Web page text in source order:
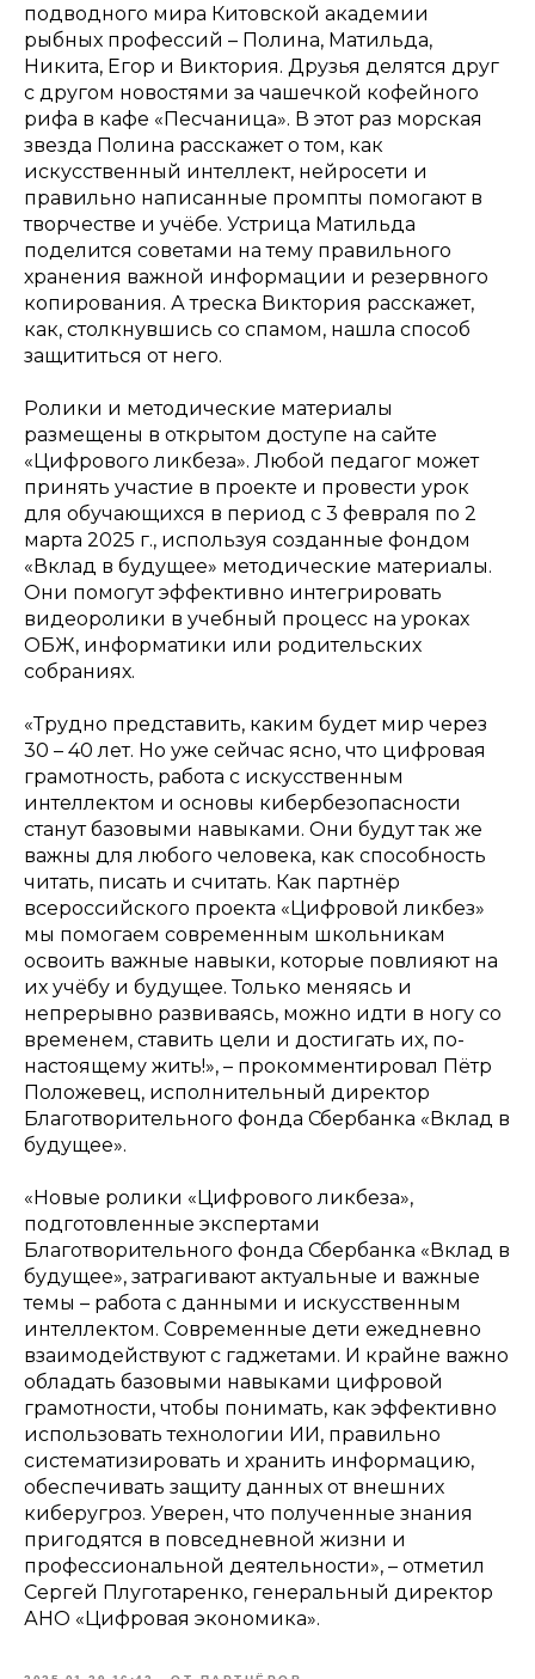
подводного мира Китовской академии
рыбных профессий – Полина, Матильда,
Никита, Егор и Виктория. Друзья делятся друг
с другом новостями за чашечкой кофейного
рифа в кафе «Песчаница». В этот раз морская
звезда Полина расскажет о том, как
искусственный интеллект, нейросети и
правильно написанные промпты помогают в
творчестве и учёбе. Устрица Матильда
поделится советами на тему правильного
хранения важной информации и резервного
копирования. А треска Виктория расскажет,
как, столкнувшись со спамом, нашла способ
защититься от него.
Ролики и методические материалы
размещены в открытом доступе на сайте
«Цифрового ликбеза». Любой педагог может
принять участие в проекте и провести урок
для обучающихся в период с 3 февраля по 2
марта 2025 г., используя созданные фондом
«Вклад в будущее» методические материалы.
Они помогут эффективно интегрировать
видеоролики в учебный процесс на уроках
ОБЖ, информатики или родительских
собраниях.
«Трудно представить, каким будет мир через
30 – 40 лет. Но уже сейчас ясно, что цифровая
грамотность, работа с искусственным
интеллектом и основы кибербезопасности
станут базовыми навыками. Они будут так же
важны для любого человека, как способность
читать, писать и считать. Как партнёр
всероссийского проекта «Цифровой ликбез»
мы помогаем современным школьникам
освоить важные навыки, которые повлияют на
их учёбу и будущее. Только меняясь и
непрерывно развиваясь, можно идти в ногу со
временем, ставить цели и достигать их, по-
настоящему жить!», – прокомментировал Пётр
Положевец, исполнительный директор
Благотворительного фонда Сбербанка «Вклад в
будущее».
«Новые ролики «Цифрового ликбеза»,
подготовленные экспертами
Благотворительного фонда Сбербанка «Вклад в
будущее», затрагивают актуальные и важные
темы – работа с данными и искусственным
интеллектом. Современные дети ежедневно
взаимодействуют с гаджетами. И крайне важно
обладать базовыми навыками цифровой
грамотности, чтобы понимать, как эффективно
использовать технологии ИИ, правильно
систематизировать и хранить информацию,
обеспечивать защиту данных от внешних
киберугроз. Уверен, что полученные знания
пригодятся в повседневной жизни и
профессиональной деятельности», – отметил
Сергей Плуготаренко, генеральный директор
АНО «Цифровая экономика».